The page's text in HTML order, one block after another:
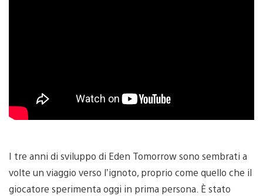
I tre anni di sviluppo di Eden Tomorrow sono sembrati a
volte un viaggio verso l’ignoto, proprio come quello che il
giocatore sperimenta oggi in prima persona. È stato